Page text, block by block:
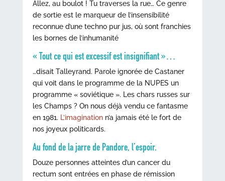
Allez, au boulot ! Tu traverses la rue… Ce genre
de sortie est le marqueur de l’insensibilité
reconnue d’une techno pur jus, où sont franchies
les bornes de l’inhumanité
« Tout ce qui est excessif est insignifiant »…
…disait Talleyrand. Parole ignorée de Castaner
qui voit dans le programme de la NUPES un
programme « soviétique ». Les chars russes sur
les Champs ? On nous déjà vendu ce fantasme
en 1981. L’imaginationn’a jamais été le fort de
nos joyeux politicards.
Au fond de la jarre de Pandore, l’espoir.
Douze personnes atteintes d’un cancer du
rectum sont entrées en phase de rémission